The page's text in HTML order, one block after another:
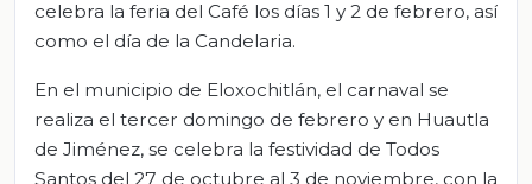
celebra la feria del Café los días 1 y 2 de febrero, así
como el día de la Candelaria.
En el municipio de Eloxochitlán, el carnaval se
realiza el tercer domingo de febrero y en Huautla
de Jiménez, se celebra la festividad de Todos
Santos del 27 de octubre al 3 de noviembre, con la